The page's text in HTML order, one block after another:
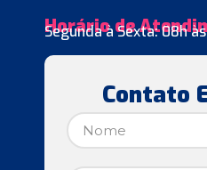
Horário de
Segunda à Sexta: 08h
Contato